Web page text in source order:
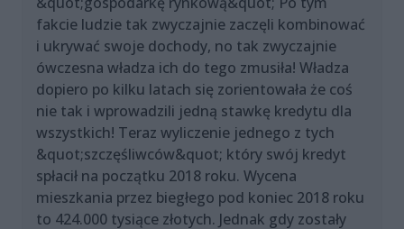
fakcie ludzie tak zwyczajnie zaczęli kombinować
i ukrywać swoje dochody, no tak zwyczajnie
ówczesna władza ich do tego zmusiła! Władza
dopiero po kilku latach się zorientowała że coś
nie tak i wprowadzili jedną stawkę kredytu dla
wszystkich! Teraz wyliczenie jednego z tych
&quot;szczęśliwców&quot; który swój kredyt
spłacił na początku 2018 roku. Wycena
mieszkania przez biegłego pod koniec 2018 roku
to 424.000 tysiące złotych. Jednak gdy zostały